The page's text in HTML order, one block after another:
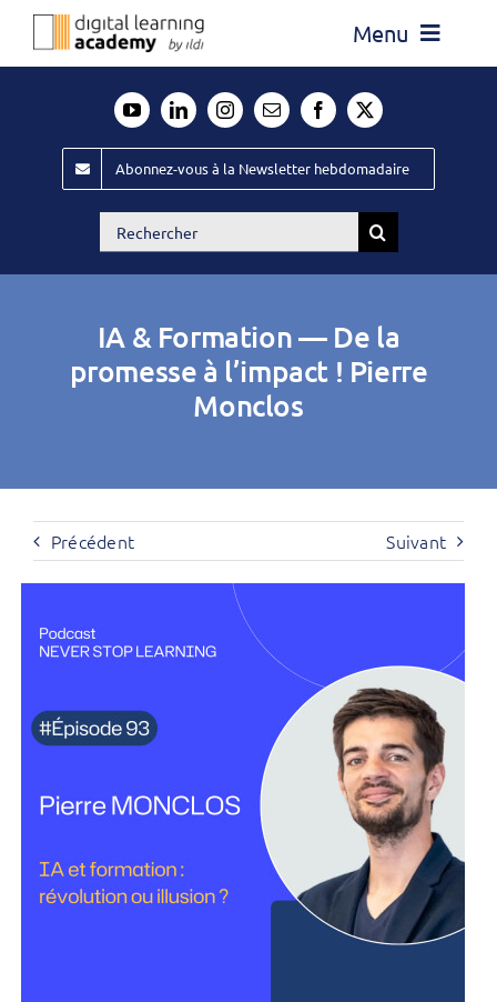
Passer
Menu
Évènements ILDI
Offres d’emploi
Abonnez-vous à la Newsletter hebdomadaire
Rechercher:
IA & Formation — De la
promesse à l’impact ! Pierre
Monclos
Précédent Suivant